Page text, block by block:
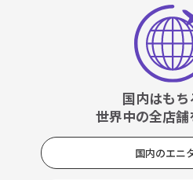
国内はもち
世界中の全店
国内のエニ